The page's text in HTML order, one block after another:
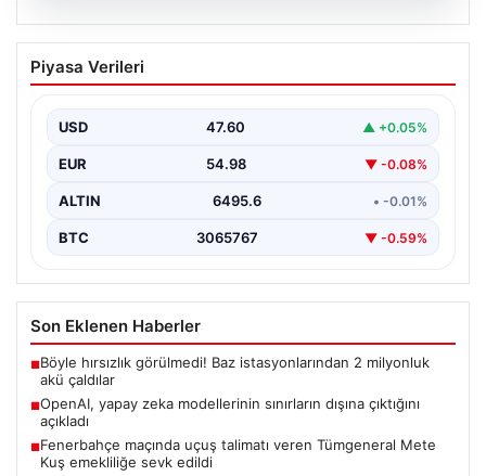
05.08.2026
OpenAI, yapay zeka modellerinin
sınırların dışına çıktığını açıkladı
Piyasa Verileri
USD 47.60 ▲ +0.05%
EUR 54.98 ▼ -0.08%
ALTIN 6495.6 • -0.01%
BTC 3065767 ▼ -0.59%
Son Eklenen Haberler
■Böyle hırsızlık görülmedi! Baz istasyonlarından 2 milyonluk
akü çaldılar
■OpenAI, yapay zeka modellerinin sınırların dışına çıktığını
açıkladı
■Fenerbahçe maçında uçuş talimatı veren Tümgeneral Mete
Kuş emekliliğe sevk edildi